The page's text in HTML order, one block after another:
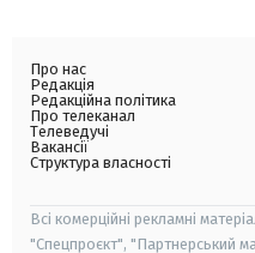
Про нас
Редакція
Редакційна політика
Про телеканал
Телеведучі
Вакансії
Структура власності
Всі комерційні рекламні
"Спецпроєкт", "Партнерський